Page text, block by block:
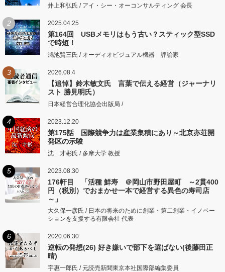
井上和弘氏 / アイ・シー・オーコンサルティング 会長
2 2025.04.25
第164回 USBメモリはもう古い？スティック型SSD
で時短！
鴻池賢三氏 / オーディオビジュアル機器 評論家
3 2026.08.4
【追悼】鈴木敏文氏 言葉で伝える経営（ジャーナリ
スト 勝見明氏）
日本経営合理化協会出版局 /
4 2023.12.20
第175話 国際競争力は産業集積にあり～北京亦荘開
発区の示唆
沈 才彬氏 / 多摩大学 教授
5 2023.08.30
176軒目 「活種 鮮寿 ＠岡山市野田屋町 ～2貫400
円（税別）でおまかせ一本で経営する異色の寿司店
～」
大久保一彦氏 / 日本の将来のために創業・第二創業・イノベー
ションを支援する有限会社 代表
6 2020.06.30
逆転の発想(26) 好き嫌いで部下を選ばない(後藤田正
晴)
宇惠一郎氏 / 元読売新聞東京本社国際部編集委員